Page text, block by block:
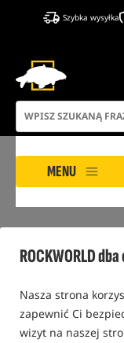
ROCKWORLD
Nasza strona
zapewnić Ci
wizyt na naszej
Szybka wysyłka
MENU